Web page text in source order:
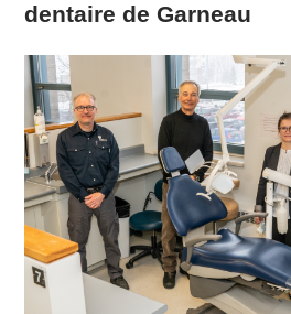
dentaire de Garneau